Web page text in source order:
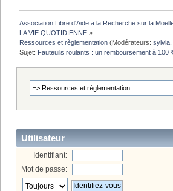
Association Libre d'Aide a la Recherche sur la
LA VIE QUOTIDIENNE »
Ressources et règlementation (Modérateurs:sylvia
Sujet: Fauteuils roulants : un remboursement à 100
Utilisateur
Identifiant:
Mot de passe: